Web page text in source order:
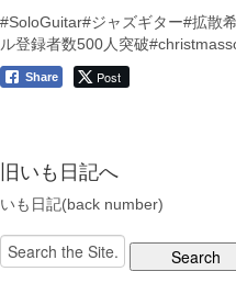
#SoloGuitar#ジャズギター#拡散
ル登録者数500人突破
Share Post
旧いも日記へ
いも日記(back number)
Search
for: